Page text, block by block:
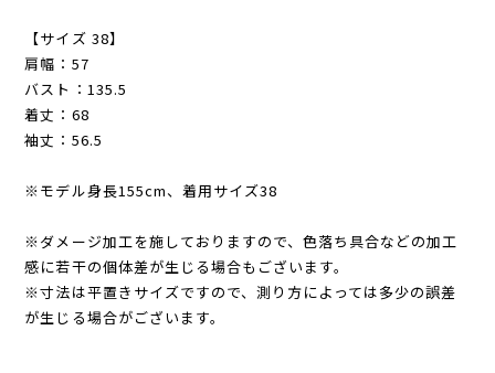
【サイズ 38】
肩幅：57
バスト：135.5
着丈：68
袖丈：56.5
※モデル身長155cm、着用サイズ38
※ダメージ加工を施しておりますので、色落ち具合などの加工
感に若干の個体差が生じる場合もございます。
※寸法は平置きサイズですので、測り方によっては多少の誤差
が生じる場合がございます。